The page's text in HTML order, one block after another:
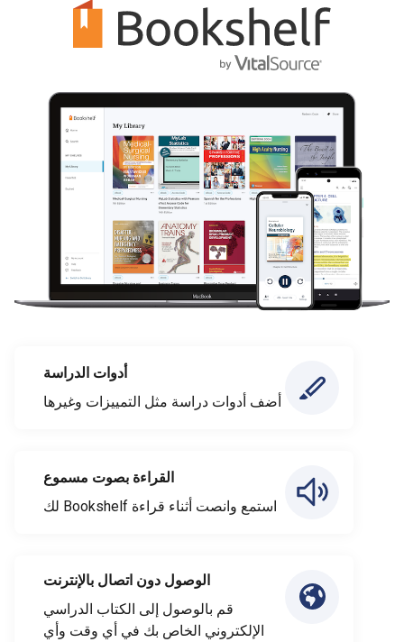
أدوات الدراسة
أضف أدوات دراسة مثل التمييزات وغيرها
القراءة بصوت مسموع
استمع وانصت أثناء قراءة Bookshelf لك
الوصول دون اتصال بالإنترنت
قم بالوصول إلى الكتاب الدراسي
الإلكتروني الخاص بك في أي وقت وأي